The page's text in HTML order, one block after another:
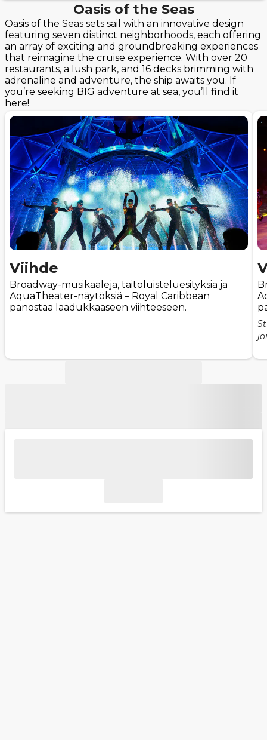
Oasis of the Seas
Oasis of the Seas sets sail with an innovative design
featuring seven distinct neighborhoods, each offering
an array of exciting and groundbreaking experiences
that reimagine the cruise experience. With over 20
restaurants, a lush park, and 16 decks brimming with
adrenaline and adventure, the ship awaits you. If
you’re seeking BIG adventure at sea, you’ll find it
here!
Viihde
Broadway-musikaaleja, taitoluisteluesityksiä ja
AquaTheater-näytöksiä – Royal Caribbean
panostaa laadukkaaseen viihteeseen.